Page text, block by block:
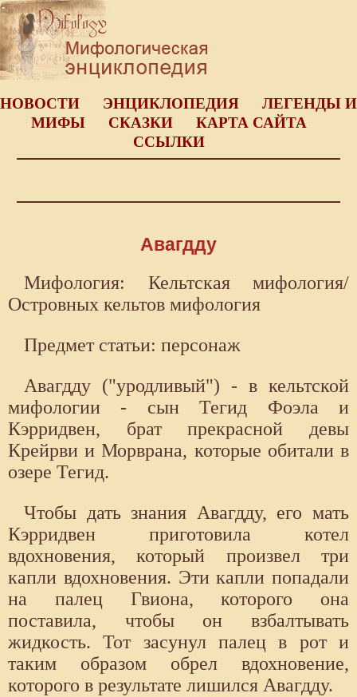
НОВОСТИ ЭНЦИКЛОПЕДИЯ
ЛЕГЕНДЫ И
МИФЫ
СКАЗКИ
КАРТА САЙТА
ССЫЛКИ
Авагдду
Мифология: Кельтская мифология/
Островных кельтов мифология
Предмет статьи: персонаж
Авагдду ("уродливый") - в кельтской
мифологии - сын Тегид Фоэла и
Кэрридвен, брат прекрасной девы
Крейрви и Морврана, которые обитали в
озере Тегид.
Чтобы дать знания Авагдду, его мать
Кэрридвен приготовила котел
вдохновения, который произвел три
капли вдохновения. Эти капли попадали
на палец Гвиона, которого она
поставила, чтобы он взбалтывать
жидкость. Тот засунул палец в рот и
таким образом обрел вдохновение,
которого в результате лишился Авагдду.